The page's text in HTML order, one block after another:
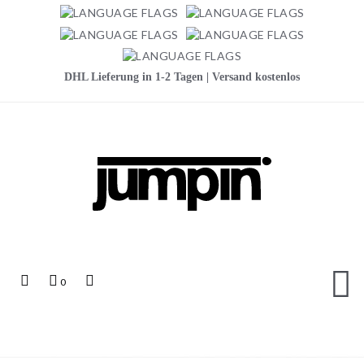
DHL Lieferung in 1-2 Tagen | Versand kostenlos
Mein
0